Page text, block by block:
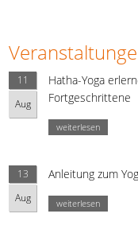
11
Aug
Hatha-Yoga
Fortgeschrittene
weiterlesen
13
Aug
Anleitung zum
weiterlesen